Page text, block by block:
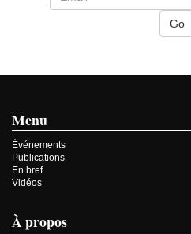
Menu
Événements
Publications
En bref
Vidéos
À propos